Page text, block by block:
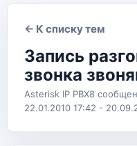
← К списку тем
Запись
звонка
Asterisk IP PBX8
22.01.2010 17:42 -